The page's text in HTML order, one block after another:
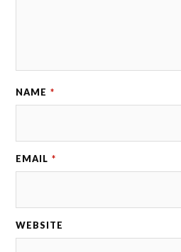
NAME *
EMAIL *
WEBSITE